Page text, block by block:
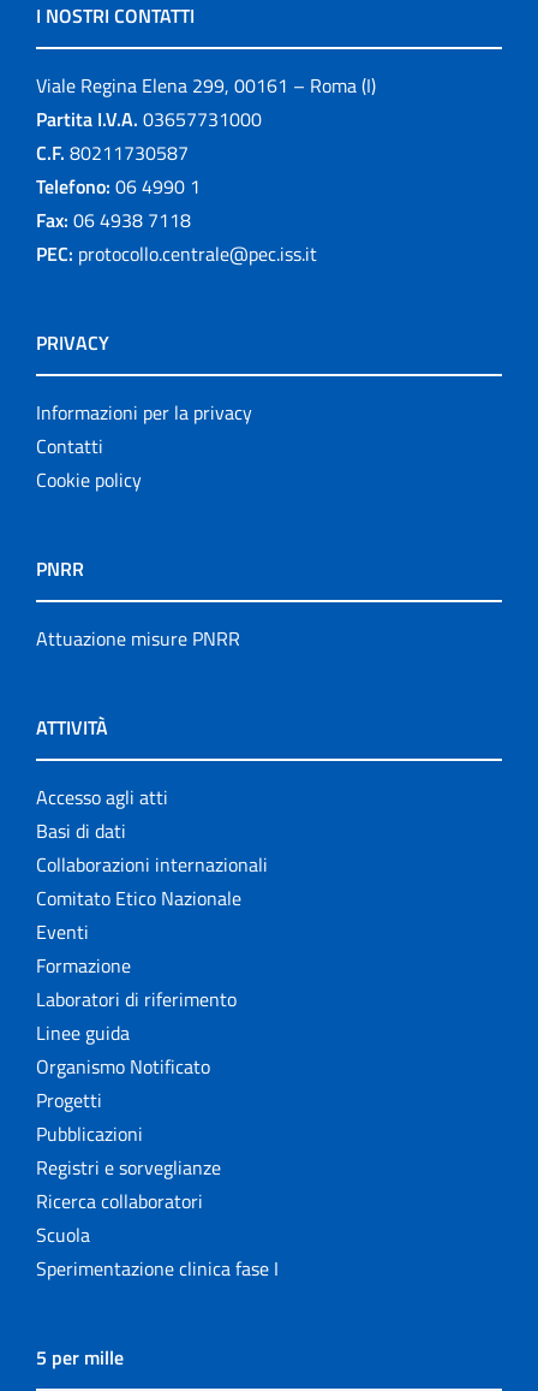
I NOSTRI CONTATTI
Viale Regina Elena 299, 00161 – Roma (I)
Partita I.V.A. 03657731000
C.F. 80211730587
Telefono: 06 4990 1
Fax: 06 4938 7118
PEC: protocollo.centrale@pec.iss.it
PRIVACY
Informazioni per la privacy
Contatti
Cookie policy
PNRR
Attuazione misure PNRR
ATTIVITÀ
Accesso agli atti
Basi di dati
Collaborazioni internazionali
Comitato Etico Nazionale
Eventi
Formazione
Laboratori di riferimento
Linee guida
Organismo Notificato
Progetti
Pubblicazioni
Registri e sorveglianze
Ricerca collaboratori
Scuola
Sperimentazione clinica fase I
5 per mille